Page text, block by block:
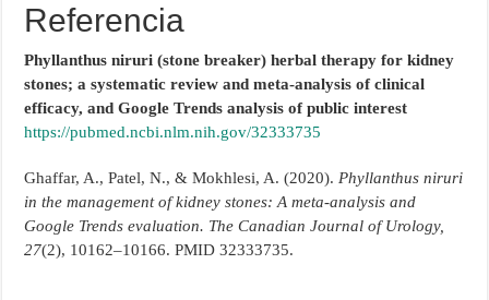
Referencia
Phyllanthus niruri (stone breaker) herbal therapy for kidney
stones; a systematic review and meta-analysis of clinical
efficacy, and Google Trends analysis of public interest
https://pubmed.ncbi.nlm.nih.gov/32333735
Ghaffar, A., Patel, N., & Mokhlesi, A. (2020). Phyllanthus niruri
in the management of kidney stones: A meta‑analysis and
Google Trends evaluation. The Canadian Journal of Urology,
27(2), 10162–10166. PMID 32333735.